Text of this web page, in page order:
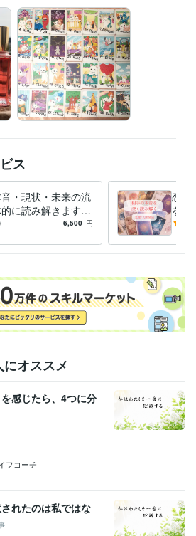
届けができないことがありますが、基本的
なります。
いて★
て1つ、あるいは2つ受け付けております。
ださい。
らご連絡くださいませ。
承諾後のご質問は受け付けません。
も出来かねます。
日中とさせていただきます。承諾後もお答
な納品後、やりとりが終了しましたらすぐ
い師 経験年数 : 20年
ウンセラー・コーチ 経験年数 : 16年
育士・ベビーシッター 経験年数 : 22年
: 2014年
ルノルマンカード
人生総合
フラブ
ス
・現状・未来の流
に読み解きます
・人間関係の背景
6,500 円
恋愛
を深
0年
オススメ
感じたら、4つに分
フコーチ
れたのは私ではな